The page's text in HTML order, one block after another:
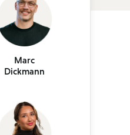
Marc
Dickmann